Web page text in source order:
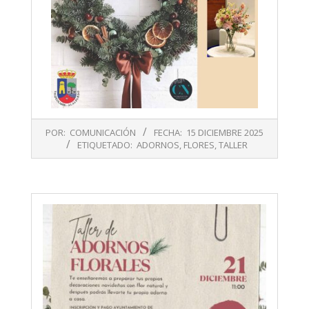
12-
15
POR: COMUNICACIÓN FECHA: 15 DICIEMBRE 2025
ETIQUETADO: ADORNOS, FLORES,TALLER